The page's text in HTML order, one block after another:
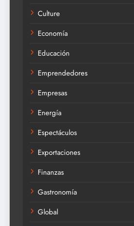
Culture
Economía
Educación
Emprendedores
Empresas
Energía
Espectáculos
Exportaciones
Finanzas
Gastronomía
Global